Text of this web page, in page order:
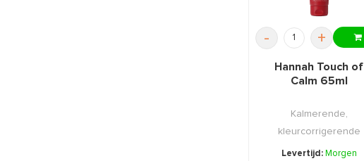
- +
Hannah Touch of
Calm 65ml
Kalmerende,
kleurcorrigerende
crème met een
Levertijd: Morgen